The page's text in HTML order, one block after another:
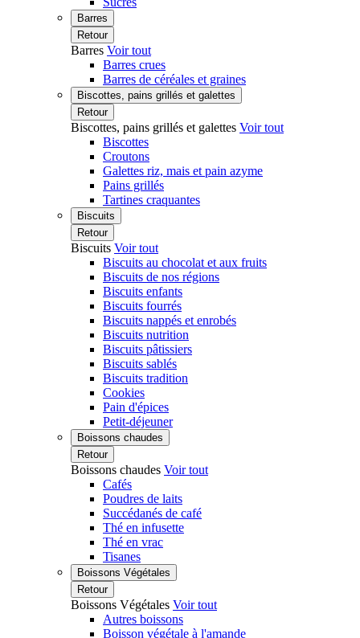
Barres
Retour
Barres Voir tout
Barres crues
Barres de céréales et graines
Biscottes, pains grillés et galettes
Retour
Biscottes, pains grillés et galettes Voir tout
Biscottes
Croutons
Galettes riz, mais et pain azyme
Pains grillés
Tartines craquantes
Biscuits
Retour
Biscuits Voir tout
Biscuits au chocolat et aux fruits
Biscuits de nos régions
Biscuits enfants
Biscuits fourrés
Biscuits nappés et enrobés
Biscuits nutrition
Biscuits pâtissiers
Biscuits sablés
Biscuits tradition
Cookies
Pain d'épices
Petit-déjeuner
Boissons chaudes
Retour
Boissons chaudes Voir tout
Cafés
Poudres de laits
Succédanés de café
Thé en infusette
Thé en vrac
Tisanes
Boissons Végétales
Retour
Boissons Végétales Voir tout
Autres boissons
Boisson végétale à l'amande